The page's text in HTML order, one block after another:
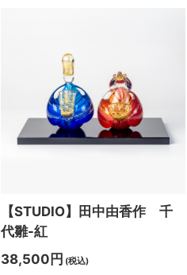
【STUDIO】田中由香作 千
代雛-紅
38,500円 (税込)